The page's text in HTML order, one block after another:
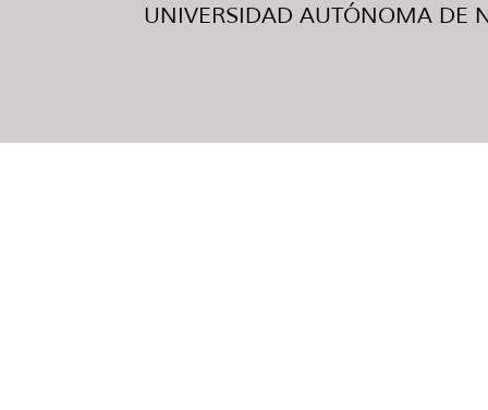
UNIVERSIDAD AUTÓNOMA DE